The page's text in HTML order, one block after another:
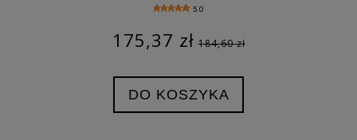
5.0
175,37 zł 184,60 zł
DO KOSZYKA